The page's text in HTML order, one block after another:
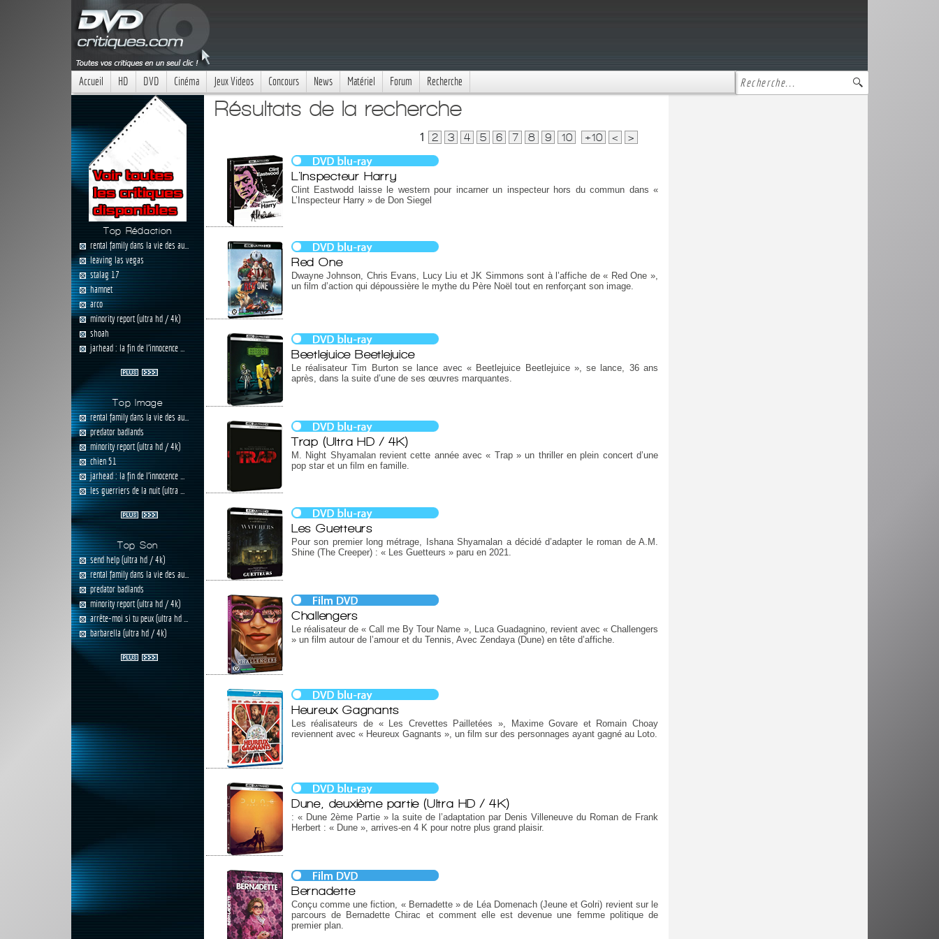
Accueil HD DVD Cinéma Jeux Videos Concours News Matériel Forum Recherche
Top Rédaction
rental family dans la vie des au...
leaving las vegas
stalag 17
hamnet
arco
minority report (ultra hd / 4k)
shoah
jarhead : la fin de l'innocence ...
Top Image
rental family dans la vie des au...
predator badlands
minority report (ultra hd / 4k)
chien 51
jarhead : la fin de l'innocence ...
les guerriers de la nuit (ultra ...
Top Son
send help (ultra hd / 4k)
rental family dans la vie des au...
predator badlands
minority report (ultra hd / 4k)
arrête-moi si tu peux (ultra hd ...
barbarella (ultra hd / 4k)
Résultats de la recherche
1 2 3 4 5 6 7 8 9 10 +10 < >
L'Inspecteur Harry
Clint Eastwodd laisse le western pour incarner un inspecteur hors du commun dans «
L’Inspecteur Harry » de Don Siegel
Red One
Dwayne Johnson, Chris Evans, Lucy Liu et JK Simmons sont à l’affiche de « Red One »,
un film d’action qui dépoussière le mythe du Père Noël tout en renforçant son image.
Beetlejuice Beetlejuice
Le réalisateur Tim Burton se lance avec « Beetlejuice Beetlejuice », se lance, 36 ans
après, dans la suite d’une de ses œuvres marquantes.
Trap (Ultra HD / 4K)
M. Night Shyamalan revient cette année avec « Trap » un thriller en plein concert d’une
pop star et un film en famille.
Les Guetteurs
Pour son premier long métrage, Ishana Shyamalan a décidé d’adapter le roman de A.M.
Shine (The Creeper) : « Les Guetteurs » paru en 2021.
Challengers
Le réalisateur de « Call me By Tour Name », Luca Guadagnino, revient avec « Challengers
» un film autour de l’amour et du Tennis, Avec Zendaya (Dune) en tête d’affiche.
Heureux Gagnants
Les réalisateurs de « Les Crevettes Pailletées », Maxime Govare et Romain Choay
reviennent avec « Heureux Gagnants », un film sur des personnages ayant gagné au Loto.
Dune, deuxième partie (Ultra HD / 4K)
: « Dune 2ème Partie » la suite de l’adaptation par Denis Villeneuve du Roman de Frank
Herbert : « Dune », arrives-en 4 K pour notre plus grand plaisir.
Bernadette
Conçu comme une fiction, « Bernadette » de Léa Domenach (Jeune et Golri) revient sur le
parcours de Bernadette Chirac et comment elle est devenue une femme politique de
premier plan.